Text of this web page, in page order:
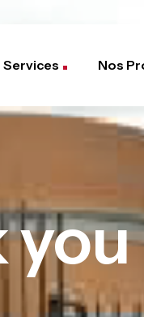
Services Nos
you